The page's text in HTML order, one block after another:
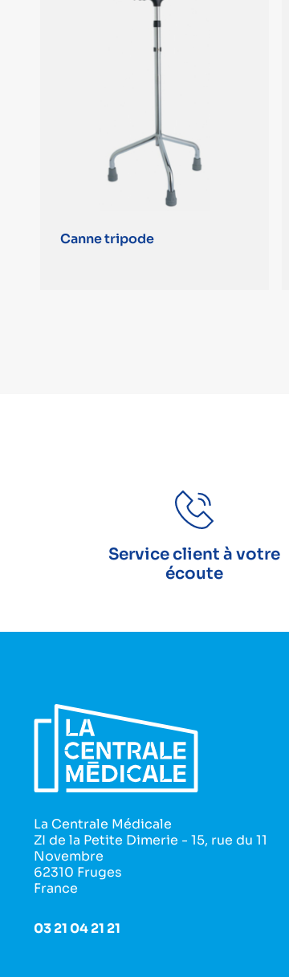
Canne tripode
Service client à votre
écoute
La Centrale Médicale
ZI de la Petite Dimerie - 15, rue du 11
Novembre
62310 Fruges
France
03 21 04 21 21